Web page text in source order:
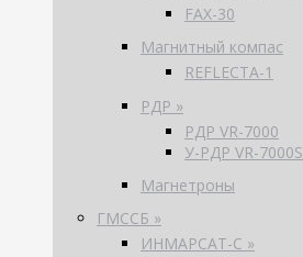
FAX-30
Магнитный компас
REFLECTA-1
РДР »
РДР VR-7000
У-РДР VR-7000S
Магнетроны
ГМССБ »
ИНМАРСАТ-С »